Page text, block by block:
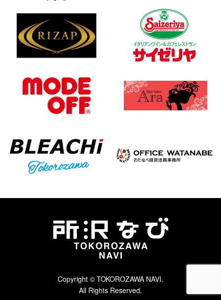
Copyright © TOKOROZAWA NAVI.
All Rights Reserved.